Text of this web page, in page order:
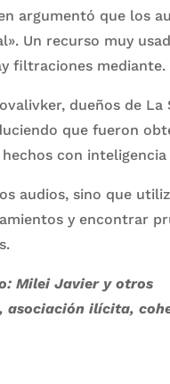
argumentó que los
Un recurso muy
filtraciones mediante.
dueños de La
que fueron
con
audios, sino que
y encontrar
Milei Javier y otros
ilícita,